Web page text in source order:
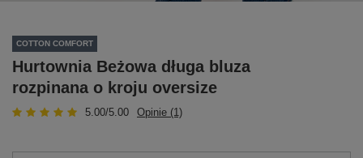
COTTON COMFORT
Hurtownia Beżowa długa bluza
rozpinana o kroju oversize
5.00/5.00 Opinie (1)